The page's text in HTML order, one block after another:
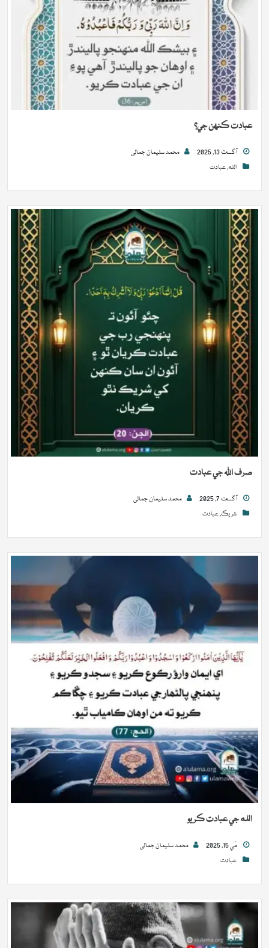
عبادت ڪنھن جي؟
آگسٽ 13, 2025
محمد سلیمان جمالی
الله,عبادت
صرف اللہ جي عبادت
آگسٽ 7, 2025
محمد سلیمان جمالی
شريڪ,عبادت
الله جي عبادت ڪريو
مَي 15, 2025
محمد سلیمان جمالی
عبادت